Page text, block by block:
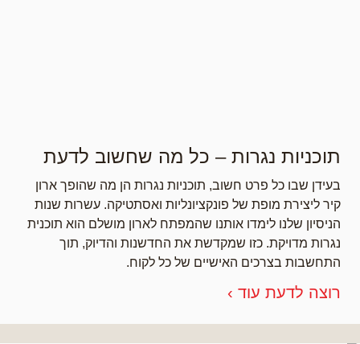
תוכניות נגרות – כל מה שחשוב לדעת
בעידן שבו כל פרט חשוב, תוכניות נגרות הן מה שהופך ארון
קיר ליצירת מופת של פונקציונליות ואסתטיקה. עשרות שנות
הניסיון שלנו לימדו אותנו שהמפתח לארון מושלם הוא תוכנית
נגרות מדויקת. כזו שמקדשת את החדשנות והדיוק, תוך
התחשבות בצרכים האישיים של כל לקוח.
רוצה לדעת עוד ›